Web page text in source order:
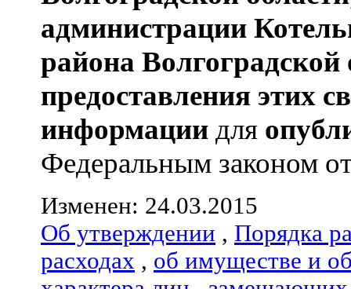
администрации
района Волгоградской
предоставления этих
информации для
Федеральным законом
Изменен: 24.03.2015
Об утверждении , Порядка
расходах , об имуществе и